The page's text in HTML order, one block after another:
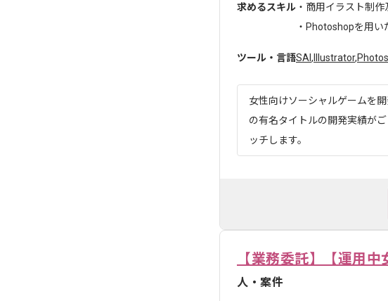
求めるスキル ・商用イラスト制
・Photoshopを用い
ツール・言語SAI , Illustrator,
女性向けソーシャルゲームを
の有名タイトルの開発実績が
ッチします。
【業務委託】【運用
人・案件